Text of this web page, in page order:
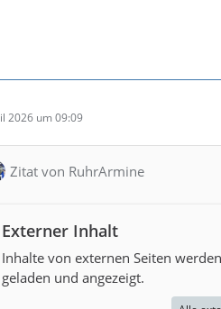
2026 um 09:09
Zitat von RuhrArmine
Externer Inhalt
Inhalte von externen Seiten
geladen und angezeigt.